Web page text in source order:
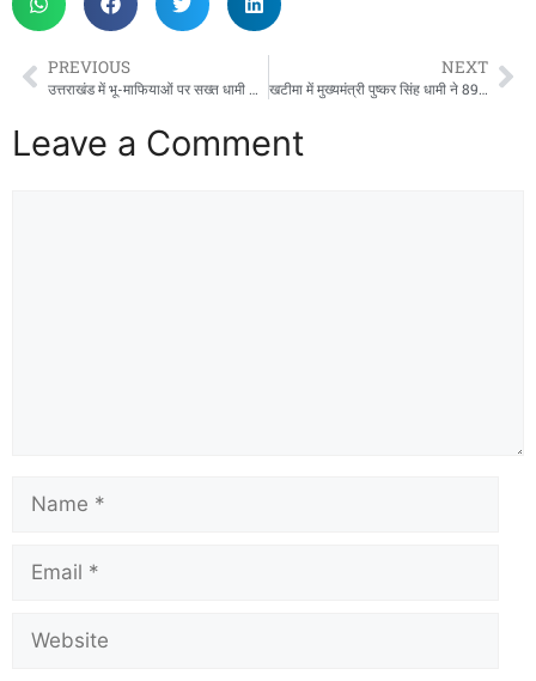
PREVIOUS
उत्तराखंड में भू-माफियाओं पर सख्त धामी सरकार, CM ने दिए कब्जे हटाने और भू-कानून उल्लंघन पर बड़ी कार्रवाई के निर्देश
NEXT
खटीमा में मुख्यमंत्री पुष्कर सिंह धामी ने 89 लाख रुपये की विकास योजनाओं का किया लोकार्पण
Leave a Comment